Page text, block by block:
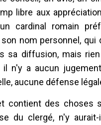
libre aux
cardinal romain
nom personnel, qui
sa diffusion, mais
n'y a aucun
aucune défense
contient des choses
du clergé, n'y